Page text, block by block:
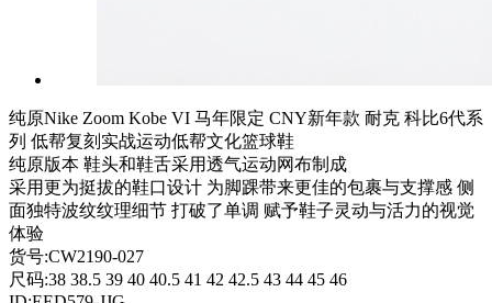
纯原Nike Zoom Kobe VI 马年限定 CNY新年款 耐克 科比6代系
列 低帮复刻实战运动低帮文化篮球鞋
纯原版本 鞋头和鞋舌采用透气运动网布制成
采用更为挺拔的鞋口设计 为脚踝带来更佳的包裹与支撑感 侧
面独特波纹纹理细节 打破了单调 赋予鞋子灵动与活力的视觉
体验
货号:CW2190-027
尺码:38 38.5 39 40 40.5 41 42 42.5 43 44 45 46